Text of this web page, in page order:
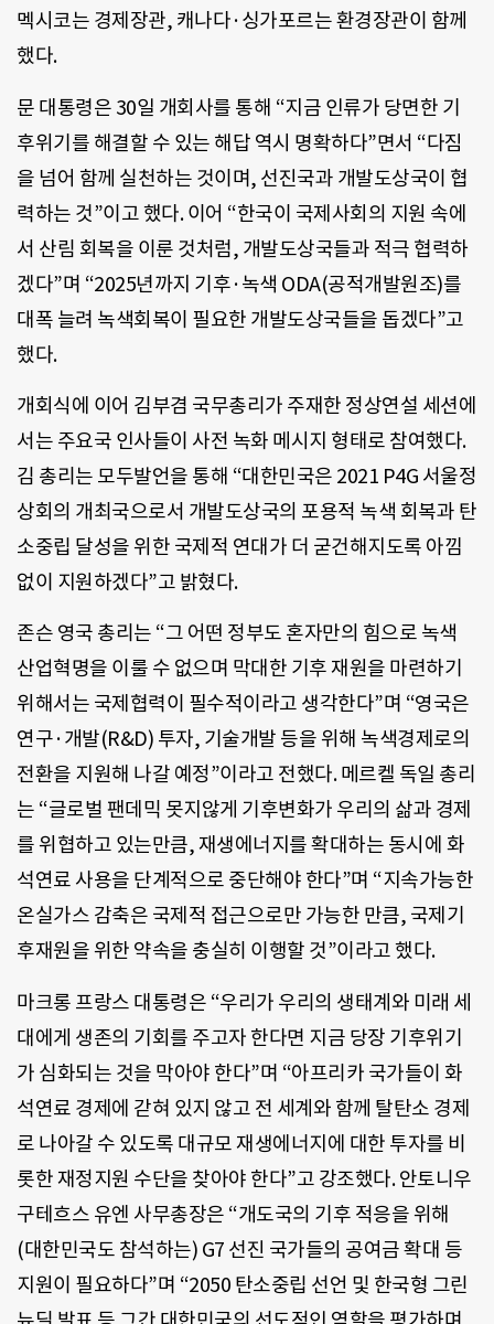
멕시코는 경제장관, 캐나다·싱가포르는 환경장관이 함께
했다.
문 대통령은 30일 개회사를 통해 “지금 인류가 당면한 기
후위기를 해결할 수 있는 해답 역시 명확하다”면서 “다짐
을 넘어 함께 실천하는 것이며, 선진국과 개발도상국이 협
력하는 것”이고 했다. 이어 “한국이 국제사회의 지원 속에
서 산림 회복을 이룬 것처럼, 개발도상국들과 적극 협력하
겠다”며 “2025년까지 기후·녹색 ODA(공적개발원조)를
대폭 늘려 녹색회복이 필요한 개발도상국들을 돕겠다”고
했다.
개회식에 이어 김부겸 국무총리가 주재한 정상연설 세션에
서는 주요국 인사들이 사전 녹화 메시지 형태로 참여했다.
김 총리는 모두발언을 통해 “대한민국은 2021 P4G 서울정
상회의 개최국으로서 개발도상국의 포용적 녹색 회복과 탄
소중립 달성을 위한 국제적 연대가 더 굳건해지도록 아낌
없이 지원하겠다”고 밝혔다.
존슨 영국 총리는 “그 어떤 정부도 혼자만의 힘으로 녹색
산업혁명을 이룰 수 없으며 막대한 기후 재원을 마련하기
위해서는 국제협력이 필수적이라고 생각한다”며 “영국은
연구·개발(R&D) 투자, 기술개발 등을 위해 녹색경제로의
전환을 지원해 나갈 예정”이라고 전했다. 메르켈 독일 총리
는 “글로벌 팬데믹 못지않게 기후변화가 우리의 삶과 경제
를 위협하고 있는만큼, 재생에너지를 확대하는 동시에 화
석연료 사용을 단계적으로 중단해야 한다”며 “지속가능한
온실가스 감축은 국제적 접근으로만 가능한 만큼, 국제기
후재원을 위한 약속을 충실히 이행할 것”이라고 했다.
마크롱 프랑스 대통령은 “우리가 우리의 생태계와 미래 세
대에게 생존의 기회를 주고자 한다면 지금 당장 기후위기
가 심화되는 것을 막아야 한다”며 “아프리카 국가들이 화
석연료 경제에 갇혀 있지 않고 전 세계와 함께 탈탄소 경제
로 나아갈 수 있도록 대규모 재생에너지에 대한 투자를 비
롯한 재정지원 수단을 찾아야 한다”고 강조했다. 안토니우
구테흐스 유엔 사무총장은 “개도국의 기후 적응을 위해
(대한민국도 참석하는) G7 선진 국가들의 공여금 확대 등
지원이 필요하다”며 “2050 탄소중립 선언 및 한국형 그린